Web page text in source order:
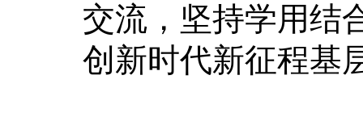
交流，坚持学用结
创新时代新征程基